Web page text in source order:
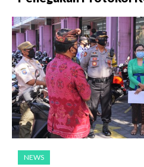
NEWS